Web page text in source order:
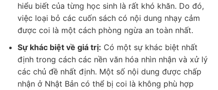
hiểu biết của từng học sinh là rất khó khăn. Do đó,
việc loại bỏ các cuốn sách có nội dung nhạy cảm
được coi là một cách phòng ngừa an toàn nhất.
Sự khác biệt về giá trị: Có một sự khác biệt nhất
định trong cách các nền văn hóa nhìn nhận và xử lý
các chủ đề nhất định. Một số nội dung được chấp
nhận ở Nhật Bản có thể bị coi là không phù hợp